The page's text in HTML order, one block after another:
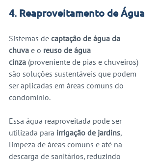
4. Reaproveitamento de Água
Sistemas de captação de água da
chuva e o reuso de água
cinza (proveniente de pias e chuveiros)
são soluções sustentáveis que podem
ser aplicadas em áreas comuns do
condomínio.
Essa água reaproveitada pode ser
utilizada para irrigação de jardins,
limpeza de áreas comuns e até na
descarga de sanitários, reduzindo